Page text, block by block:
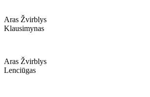
Aras Žvirblys
Klausimynas
Aras Žvirblys
Lenciūgas